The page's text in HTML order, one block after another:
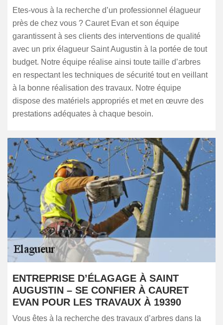
Etes-vous à la recherche d’un professionnel élagueur
près de chez vous ? Cauret Evan et son équipe
garantissent à ses clients des interventions de qualité
avec un prix élagueur Saint Augustin à la portée de tout
budget. Notre équipe réalise ainsi toute taille d’arbres
en respectant les techniques de sécurité tout en veillant
à la bonne réalisation des travaux. Notre équipe
dispose des matériels appropriés et met en œuvre des
prestations adéquates à chaque besoin.
ENTREPRISE D’ÉLAGAGE À SAINT
AUGUSTIN – SE CONFIER À CAURET
EVAN POUR LES TRAVAUX À 19390
Vous êtes à la recherche des travaux d’arbres dans la